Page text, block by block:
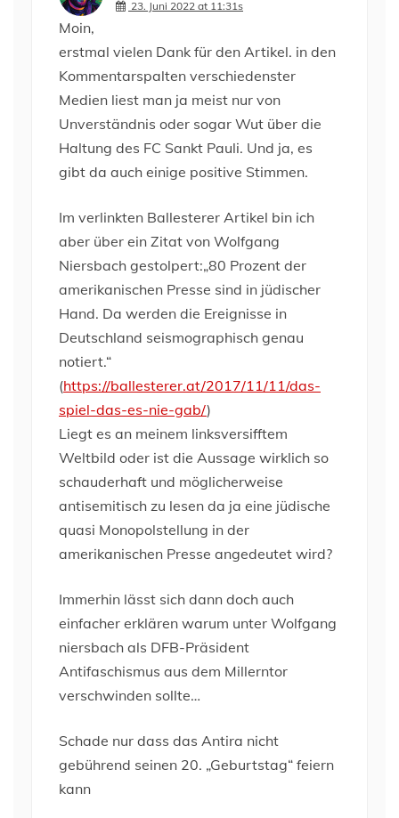
23. Juni 2022 at 11:31s
Moin,
erstmal vielen Dank für den Artikel. in den
Kommentarspalten verschiedenster
Medien liest man ja meist nur von
Unverständnis oder sogar Wut über die
Haltung des FC Sankt Pauli. Und ja, es
gibt da auch einige positive Stimmen.
Im verlinkten Ballesterer Artikel bin ich
aber über ein Zitat von Wolfgang
Niersbach gestolpert:„80 Prozent der
amerikanischen Presse sind in jüdischer
Hand. Da werden die Ereignisse in
Deutschland seismographisch genau
notiert.“
(https://ballesterer.at/2017/11/11/das-
spiel-das-es-nie-gab/)
Liegt es an meinem linksversifftem
Weltbild oder ist die Aussage wirklich so
schauderhaft und möglicherweise
antisemitisch zu lesen da ja eine jüdische
quasi Monopolstellung in der
amerikanischen Presse angedeutet wird?
Immerhin lässt sich dann doch auch
einfacher erklären warum unter Wolfgang
niersbach als DFB-Präsident
Antifaschismus aus dem Millerntor
verschwinden sollte…
Schade nur dass das Antira nicht
gebührend seinen 20. „Geburtstag“ feiern
kann